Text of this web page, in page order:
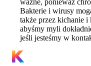
Bakterie i wirusy
także przez kichanie i
abyśmy myli
jeśli jesteśmy w